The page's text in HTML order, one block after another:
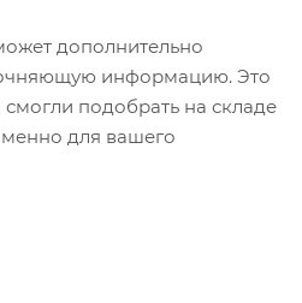
дополнительно
информацию. Это
подобрать на складе
для вашего